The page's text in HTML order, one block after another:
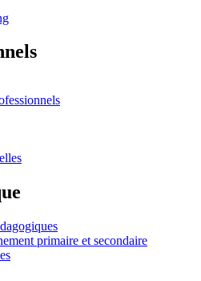
primaire et secondaire